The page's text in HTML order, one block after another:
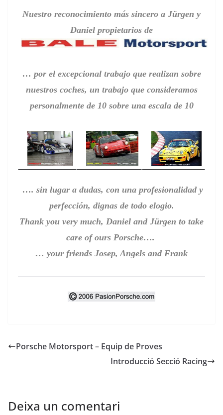
Nuestro reconocimiento más sincero a Jürgen y
Daniel propietarios de
… por el excepcional trabajo que realizan sobre
nuestros coches, un trabajo que consideramos
personalmente de 10 sobre una escala de 10
…. sin lugar a dudas, con una profesionalidad y
perfección, dignas de todo elogio.
Thank you very much, Daniel and Jürgen to take
care of ours Porsche….
… your friends Josep, Angels and Frank
Porsche Motorsport – Equip de Proves
Introducció Secció Racing
Deixa un comentari